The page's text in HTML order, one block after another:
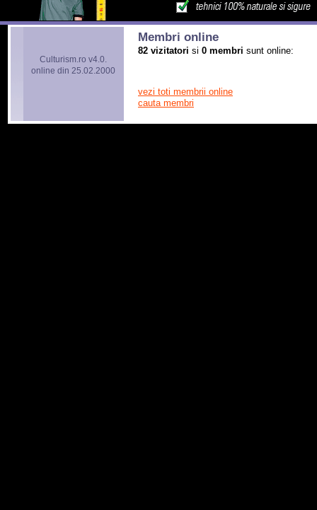
Culturism.ro v4.0.
online din 25.02.2000
Membri online
82 vizitatori si 0 membri sunt online:
vezi toti membrii online
cauta membri